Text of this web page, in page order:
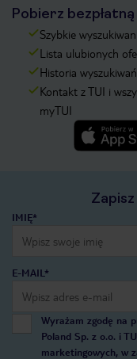
Pobierz bezpłatną
Szybkie
Lista ulubionych
Historia
Kontakt z TUI i
myTUI
IMIĘ*
E-MAIL*
Wyrażam zgodę na
Poland Sp. z o.o. i
marketingowych, w